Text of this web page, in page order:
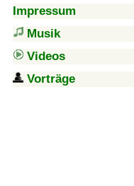
Impressum
Musik
Videos
Vorträge